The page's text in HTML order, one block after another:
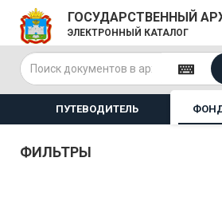
ГОСУДАРСТВЕННЫЙ
ЭЛЕКТРОННЫЙ КАТАЛОГ
ПУТЕВОДИТЕЛЬ
ФИЛЬТРЫ